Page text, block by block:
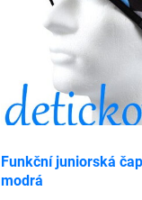
Funkční juniorská
modrá